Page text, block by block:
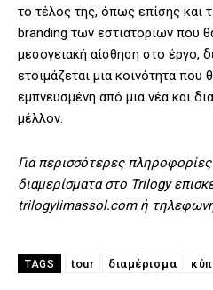
το τέλος της, όπως επίσης και
branding των εστιατορίων που
μεσογειακή αίσθηση στο έργο,
ετοιμάζεται μια κοινότητα που
εμπνευσμένη από μια νέα και
μέλλον.
Για περισσότερες
διαμερίσματα στο Trilogy
trilogylimassol.com ή
TAGS tour διαμέρισμα